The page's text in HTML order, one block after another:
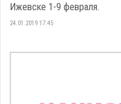
Ижевске 1-9 февраля.
24.01.2019 17:45